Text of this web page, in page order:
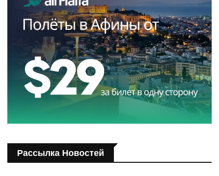
Рассылка Новостей